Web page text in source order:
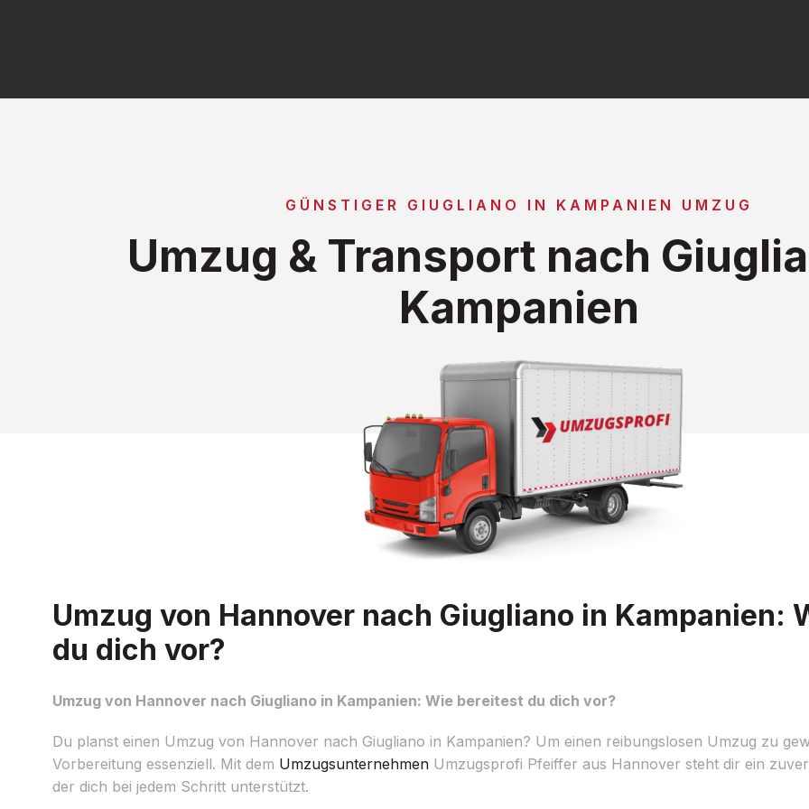
GÜNSTIGER GIUGLIANO IN KAMPANIEN UMZUG
Umzug & Transport nach
Kampanien
Umzug von Hannover nach Giugliano in Kampanien:
du dich vor?
Umzug von Hannover nach Giugliano in Kampanien: Wie bereitest du dich vor?
Du planst einen Umzug von Hannover nach Giugliano in Kampanien? Um einen reibungslosen Umzug zu
Vorbereitung essenziell. Mit dem Umzugsunternehmen Umzugsprofi Pfeiffer aus Hannover steht dir ein
der dich bei jedem Schritt unterstützt.